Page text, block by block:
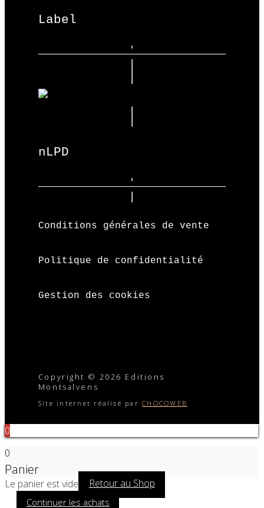
Label
nLPD
Conditions générales de vente
Politique de confidentialité
Gestion des cookies
Copyright © 2026 Editions
Montsalvens
Site internet réalisé parCHOCOWEB
0
0
Panier
Le panier est vide Retour au Shop
Continuer les achats